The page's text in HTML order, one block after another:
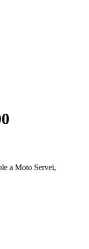
a Moto Servei,